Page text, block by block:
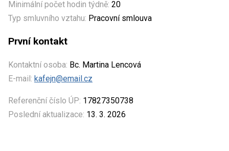
Minimální počet hodin týdně: 20
Typ smluvního vztahu: Pracovní smlouva
První kontakt
Kontaktní osoba: Bc. Martina Lencová
E-mail: kafejn@email.cz
Referenční číslo ÚP: 17827350738
Poslední aktualizace: 13. 3. 2026